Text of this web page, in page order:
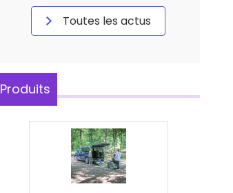
Toutes les actus
Produits